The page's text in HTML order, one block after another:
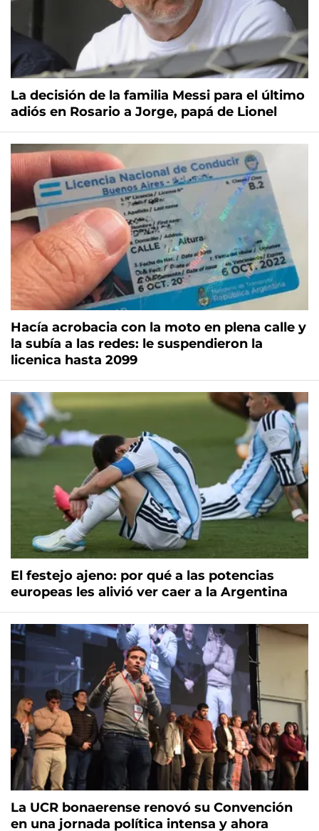
La decisión de la familia Messi para el último
adiós en Rosario a Jorge, papá de Lionel
Hacía acrobacia con la moto en plena calle y
la subía a las redes: le suspendieron la
licenica hasta 2099
El festejo ajeno: por qué a las potencias
europeas les alivió ver caer a la Argentina
La UCR bonaerense renovó su Convención
en una jornada política intensa y ahora